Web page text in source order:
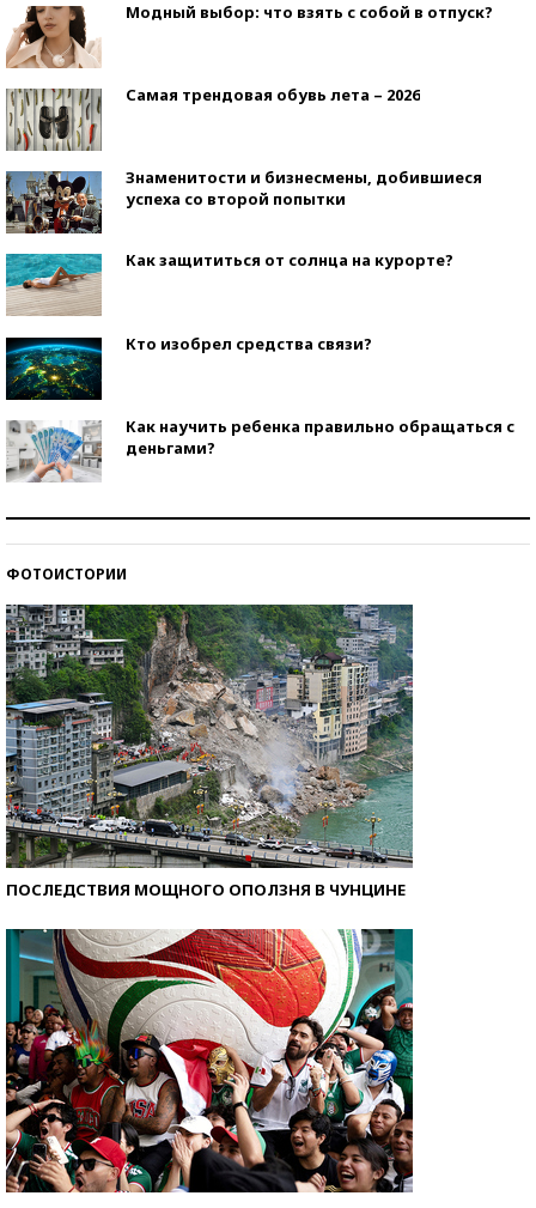
Модный выбор: что взять с собой в отпуск?
Самая трендовая обувь лета – 2026
Знаменитости и бизнесмены, добившиеся
успеха со второй попытки
Как защититься от солнца на курорте?
Кто изобрел средства связи?
Как научить ребенка правильно обращаться с
деньгами?
ФОТОИСТОРИИ
ПОСЛЕДСТВИЯ МОЩНОГО ОПОЛЗНЯ В ЧУНЦИНЕ